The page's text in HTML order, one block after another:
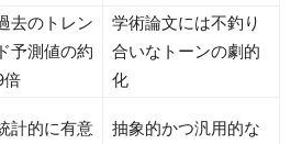
去のトレン
ド予測値の約
倍
学術論文には不釣り
合いなトーンの劇的
化
計的に有意
抽象的かつ汎用的な